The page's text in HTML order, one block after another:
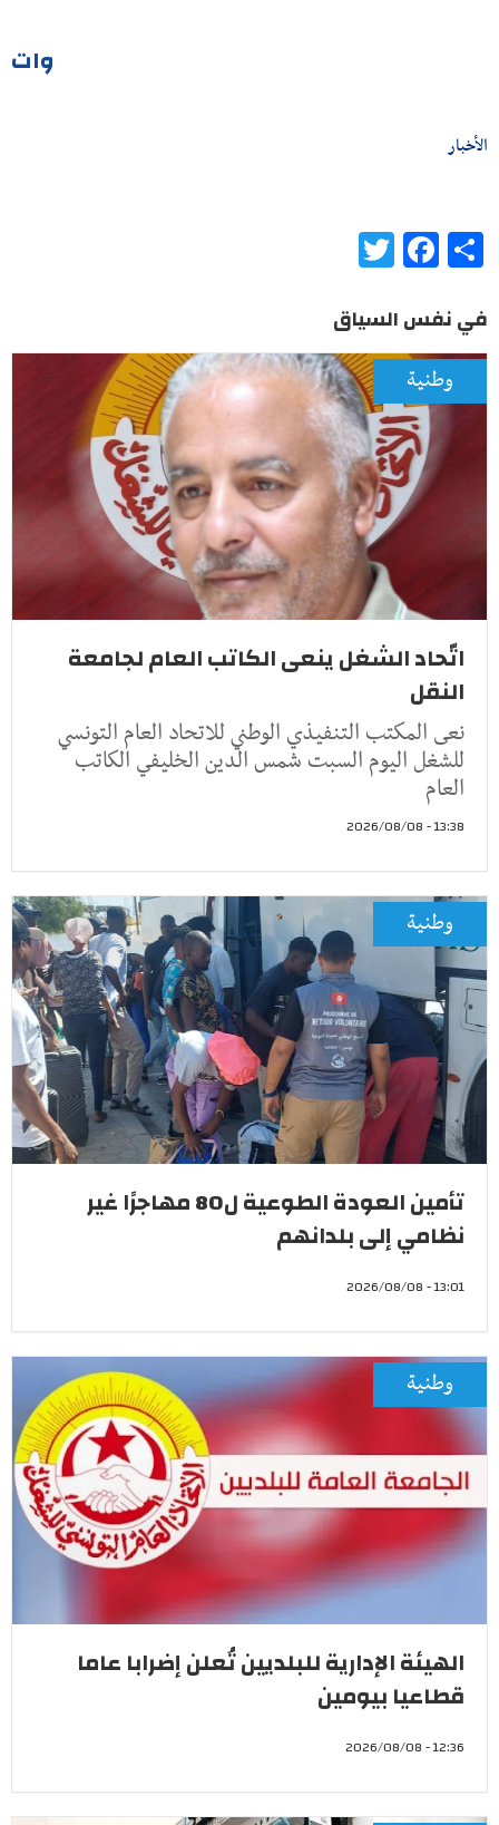
وات
الأخبار
Share
Facebook
في نفس السياق
وطنية
اتّحاد الشغل ينعى الكاتب العام لجامعة
النقل
نعى المكتب التنفيذي الوطني للاتحاد العام التونسي
للشغل اليوم السبت شمس الدين الخليفي الكاتب
العام
13:38 - 2026/08/08
وطنية
تأمين العودة الطوعية ل80 مهاجرًا غير
نظامي إلى بلدانهم
13:01 - 2026/08/08
وطنية
الهيئة الإدارية للبلديين تُعلن إضرابا عاما
قطاعيا بيومين
12:36 - 2026/08/08